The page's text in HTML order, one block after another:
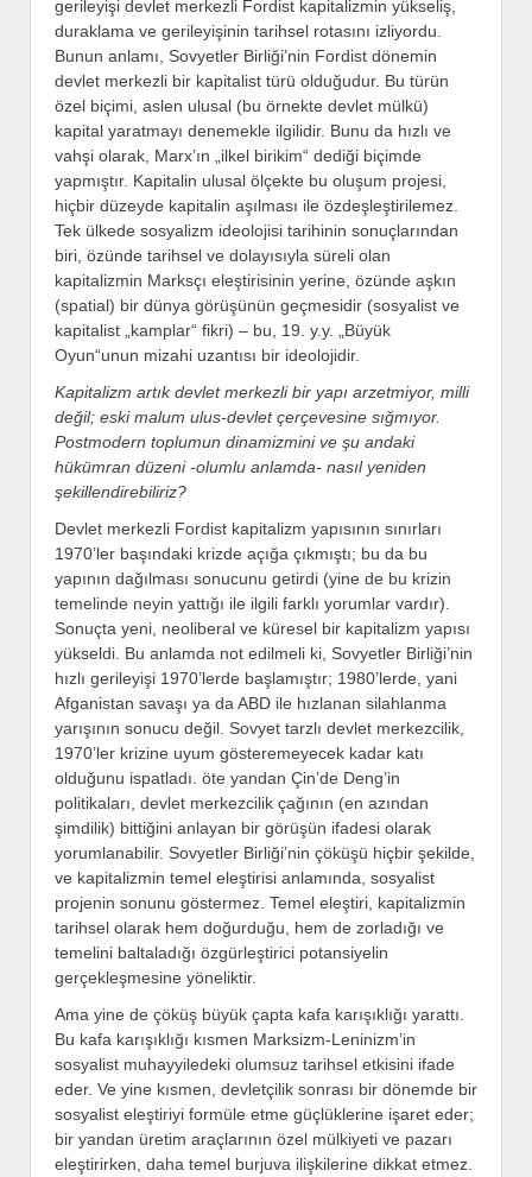
gerileyişi devlet merkezli Fordist kapitalizmin yükseliş,
duraklama ve gerileyişinin tarihsel rotasını izliyordu.
Bunun anlamı, Sovyetler Birliği’nin Fordist dönemin
devlet merkezli bir kapitalist türü olduğudur. Bu türün
özel biçimi, aslen ulusal (bu örnekte devlet mülkü)
kapital yaratmayı denemekle ilgilidir. Bunu da hızlı ve
vahşi olarak, Marx’ın „ilkel birikim“ dediği biçimde
yapmıştır. Kapitalin ulusal ölçekte bu oluşum projesi,
hiçbir düzeyde kapitalin aşılması ile özdeşleştirilemez.
Tek ülkede sosyalizm ideolojisi tarihinin sonuçlarından
biri, özünde tarihsel ve dolayısıyla süreli olan
kapitalizmin Marksçı eleştirisinin yerine, özünde aşkın
(spatial) bir dünya görüşünün geçmesidir (sosyalist ve
kapitalist „kamplar“ fikri) – bu, 19. y.y. „Büyük
Oyun“unun mizahi uzantısı bir ideolojidir.
Kapitalizm artık devlet merkezli bir yapı arzetmiyor, milli
değil; eski malum ulus-devlet çerçevesine sığmıyor.
Postmodern toplumun dinamizmini ve şu andaki
hükümran düzeni -olumlu anlamda- nasıl yeniden
şekillendirebiliriz?
Devlet merkezli Fordist kapitalizm yapısının sınırları
1970’ler başındaki krizde açığa çıkmıştı; bu da bu
yapının dağılması sonucunu getirdi (yine de bu krizin
temelinde neyin yattığı ile ilgili farklı yorumlar vardır).
Sonuçta yeni, neoliberal ve küresel bir kapitalizm yapısı
yükseldi. Bu anlamda not edilmeli ki, Sovyetler Birliği’nin
hızlı gerileyişi 1970’lerde başlamıştır; 1980’lerde, yani
Afganistan savaşı ya da ABD ile hızlanan silahlanma
yarışının sonucu değil. Sovyet tarzlı devlet merkezcilik,
1970’ler krizine uyum gösteremeyecek kadar katı
olduğunu ispatladı. öte yandan Çin’de Deng’in
politikaları, devlet merkezcilik çağının (en azından
şimdilik) bittiğini anlayan bir görüşün ifadesi olarak
yorumlanabilir. Sovyetler Birliği’nin çöküşü hiçbir şekilde,
ve kapitalizmin temel eleştirisi anlamında, sosyalist
projenin sonunu göstermez. Temel eleştiri, kapitalizmin
tarihsel olarak hem doğurduğu, hem de zorladığı ve
temelini baltaladığı özgürleştirici potansiyelin
gerçekleşmesine yöneliktir.
Ama yine de çöküş büyük çapta kafa karışıklığı yarattı.
Bu kafa karışıklığı kısmen Marksizm-Leninizm’in
sosyalist muhayyiledeki olumsuz tarihsel etkisini ifade
eder. Ve yine kısmen, devletçilik sonrası bir dönemde bir
sosyalist eleştiriyi formüle etme güçlüklerine işaret eder;
bir yandan üretim araçlarının özel mülkiyeti ve pazarı
eleştirirken, daha temel burjuva ilişkilerine dikkat etmez.